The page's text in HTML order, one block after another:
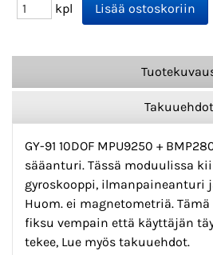
kpl
Takuuehdot
GY-91 10DOF MPU9250 +
sääanturi. Tässä moduulissa
gyroskooppi, ilmanpaineanturi
Huom. ei magnetometriä.
fiksu vempain että käyttäjän
tekee, Lue myös takuuehdot.